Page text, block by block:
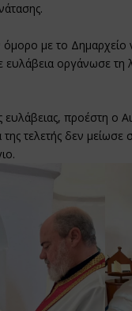
με το Δημαρχείο
οργάνωσε τη
ευλάβειας, προέστη
τελετής δεν μείωσε